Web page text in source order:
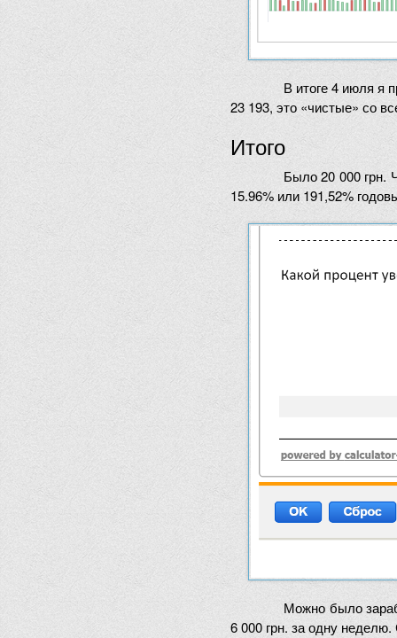
В итоге 4 июля я
23 193, это «чистые» со
Итого
Было 20 000 грн.
15.96% или 191,52%
Можно было
6 000 грн. за одну